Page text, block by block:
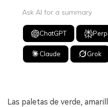
Ask AI for a summary
ChatGPT
Claude Grok
Las paletas de verde,